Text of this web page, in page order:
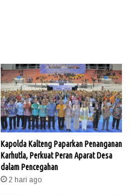
Kapolda Kalteng Paparkan Penanganan
Karhutla, Perkuat Peran Aparat Desa
dalam Pencegahan
2 hari ago